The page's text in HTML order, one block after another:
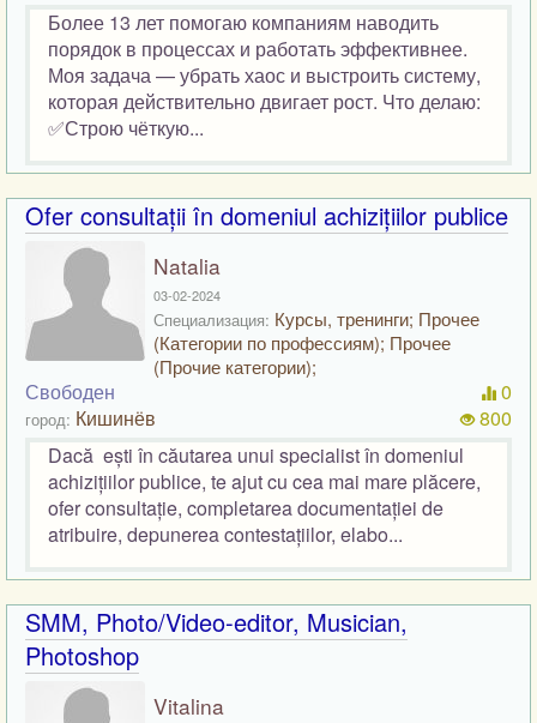
Более 13 лет помогаю компаниям наводить
порядок в процессах и работать эффективнее.
Моя задача — убрать хаос и выстроить систему,
которая действительно двигает рост. Что делаю:
✅Строю чёткую...
Ofer consultații în domeniul achizițiilor publice
Natalia
03-02-2024
Специализация: Курсы, тренинги; Прочее
(Категории по профессиям); Прочее
(Прочие категории);
Свободен
город: Кишинёв
0
800
Dacă ești în căutarea unui specialist în domeniul
achizițiilor publice, te ajut cu cea mai mare plăcere,
ofer consultație, completarea documentației de
atribuire, depunerea contestațiilor, elabo...
SMM, Photo/Video-editor, Musician,
Photoshop
Vitalina